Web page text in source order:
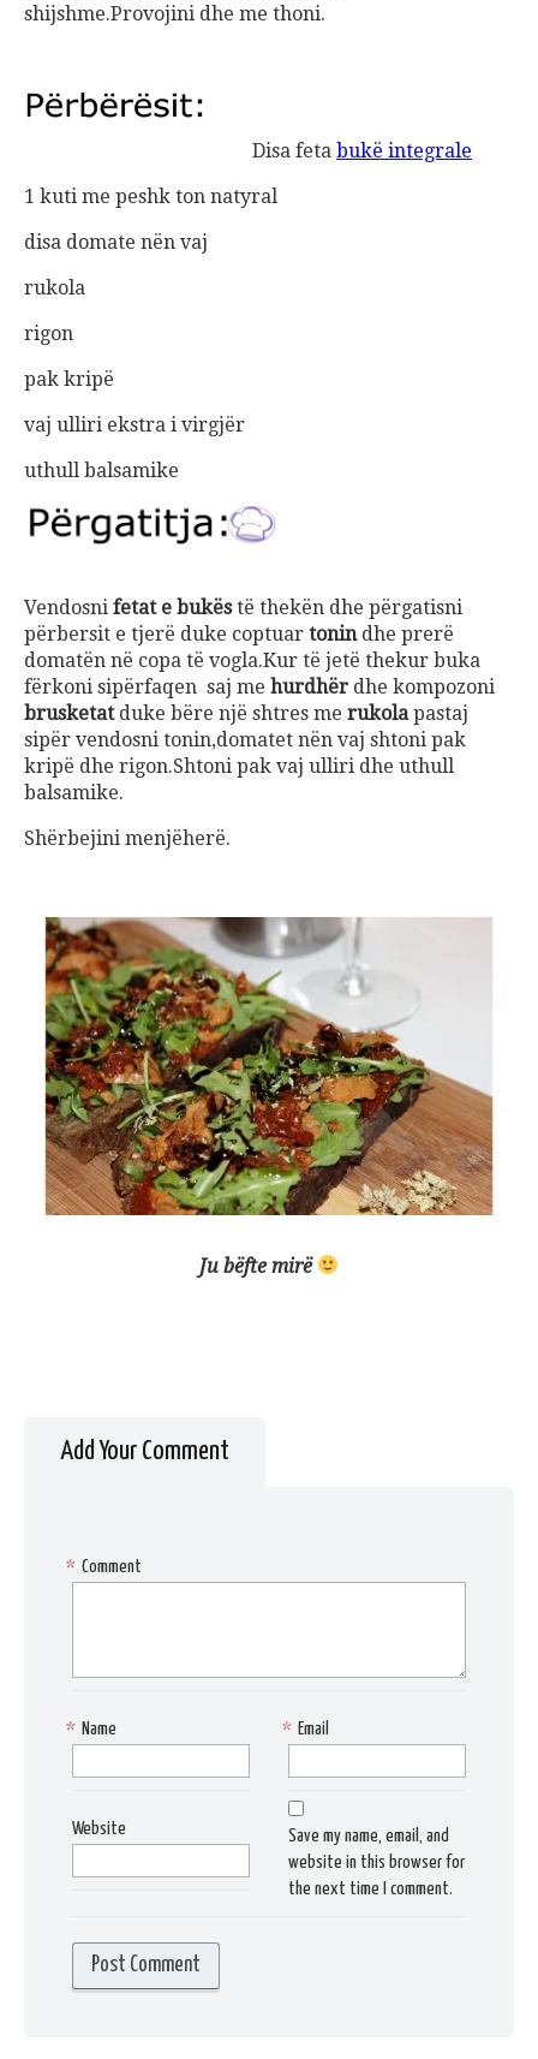
shijshme.Provojini dhe me thoni.
Disa feta bukë integrale
1 kuti me peshk ton natyral
disa domate nën vaj
rukola
rigon
pak kripë
vaj ulliri ekstra i virgjër
uthull balsamike
Vendosni fetat e bukëstë thekën dhe përgatisni
përbersit e tjerë duke coptuar tonindhe prerë
domatën në copa të vogla.Kur të jetë thekur buka
fërkoni sipërfaqen saj me hurdhër dhe kompozoni
brusketatduke bëre një shtres me rukolapastaj
sipër vendosni tonin,domatet nën vaj shtoni pak
kripë dhe rigon.Shtoni pak vaj ulliri dhe uthull
balsamike.
Shërbejini menjëherë.
Ju bëfte mirë
Add Your Comment
Comment
*
Name
* Email
*
Website
Save my name, email, and
website in this browser for
the next time I comment.